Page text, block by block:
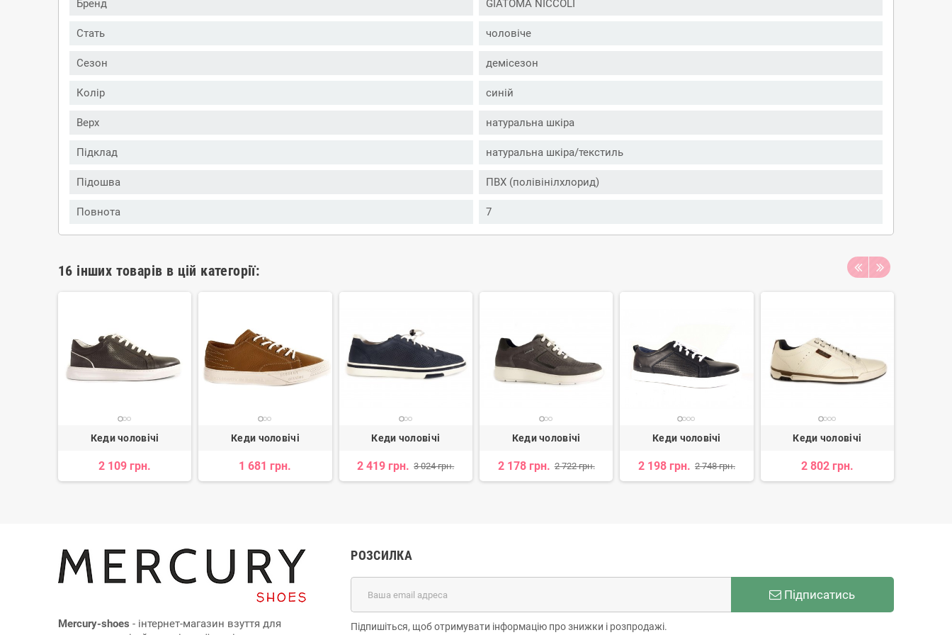
Бренд GIATOMA NICCOLI
Стать чоловіче
Сезон демісезон
Колір синій
Верх натуральна шкіра
Підклад натуральна шкіра/текстиль
Підошва ПВХ (полівінілхлорид)
Повнота 7
16 інших товарів в цій категорії:
Кеди чоловічі
2 109 грн.
Кеди чоловічі
1 681 грн.
Кеди чоловічі
2 419 грн. 3 024 грн.
Кеди чоловічі
2 178 грн. 2 722 грн.
Кеди чоловічі
2 198 грн. 2 748 грн.
Кеди чоловічі
2 802 грн.
Mercury-shoes - інтернет-магазин взуття для
РОЗСИЛКА
Підписатись
Підпишіться, щоб отримувати інформацію про знижки і розпродажі.